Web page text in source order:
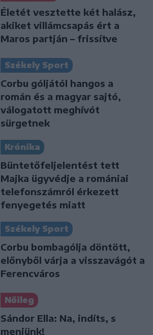
Életét vesztette két halász,
akiket villámcsapás ért a
Maros partján – frissítve
Székely Sport
Corbu góljától hangos a
román és a magyar sajtó,
válogatott meghívót
sürgetnek
Krónika
Büntetőfeljelentést tett
Majka ügyvédje a romániai
telefonszámról érkezett
fenyegetés miatt
Székely Sport
Corbu bombagólja döntött,
előnyből várja a visszavágót a
Ferencváros
Nőileg
Sándor Ella: Na, indíts, s
menjünk!